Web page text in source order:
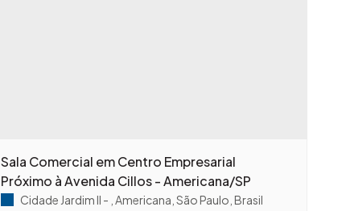
Sala Comercial em Centro Empresarial
Próximo à Avenida Cillos - Americana/SP
Cidade Jardim II Americana São Paulo Brasil